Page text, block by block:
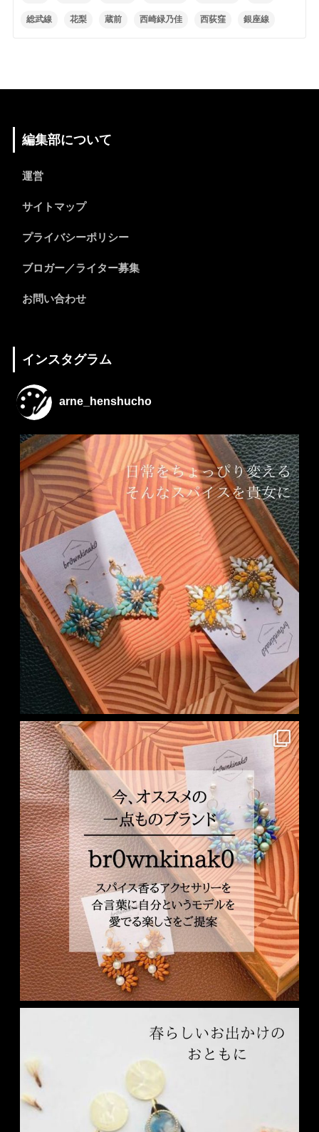
総武線 花梨 蔵前 西崎緑乃佳 西荻窪 銀座線
編集部について
運営
サイトマップ
プライバシーポリシー
ブロガー／ライター募集
お問い合わせ
インスタグラム
arne_henshucho